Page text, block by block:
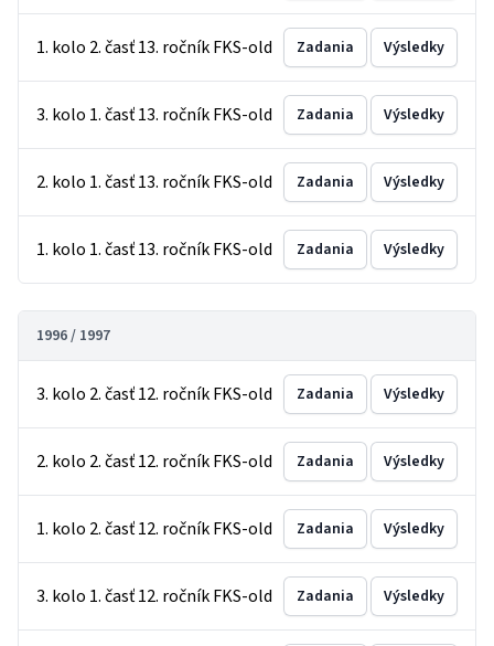
1. kolo 2. časť 13. ročník FKS-old Zadania Výsledky
3. kolo 1. časť 13. ročník FKS-old Zadania Výsledky
2. kolo 1. časť 13. ročník FKS-old Zadania Výsledky
1. kolo 1. časť 13. ročník FKS-old Zadania Výsledky
1996 / 1997
3. kolo 2. časť 12. ročník FKS-old Zadania Výsledky
2. kolo 2. časť 12. ročník FKS-old Zadania Výsledky
1. kolo 2. časť 12. ročník FKS-old Zadania Výsledky
3. kolo 1. časť 12. ročník FKS-old Zadania Výsledky